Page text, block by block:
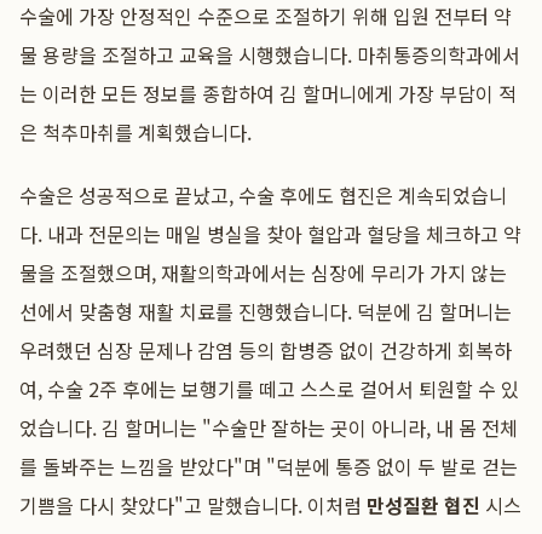
수술에 가장 안정적인 수준으로 조절하기 위해 입원 전부터 약
물 용량을 조절하고 교육을 시행했습니다. 마취통증의학과에서
는 이러한 모든 정보를 종합하여 김 할머니에게 가장 부담이 적
은 척추마취를 계획했습니다.
수술은 성공적으로 끝났고, 수술 후에도 협진은 계속되었습니
다. 내과 전문의는 매일 병실을 찾아 혈압과 혈당을 체크하고 약
물을 조절했으며, 재활의학과에서는 심장에 무리가 가지 않는
선에서 맞춤형 재활 치료를 진행했습니다. 덕분에 김 할머니는
우려했던 심장 문제나 감염 등의 합병증 없이 건강하게 회복하
여, 수술 2주 후에는 보행기를 떼고 스스로 걸어서 퇴원할 수 있
었습니다. 김 할머니는 "수술만 잘하는 곳이 아니라, 내 몸 전체
를 돌봐주는 느낌을 받았다"며 "덕분에 통증 없이 두 발로 걷는
기쁨을 다시 찾았다"고 말했습니다. 이처럼 만성질환 협진 시스